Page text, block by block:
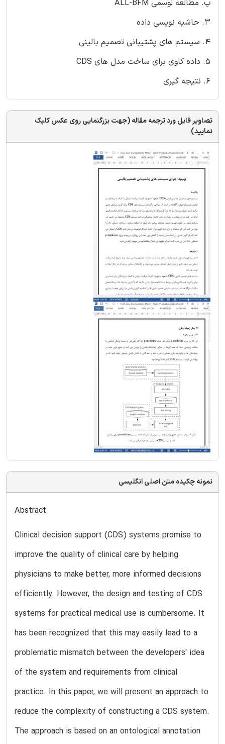
پ. مطالعه لوسمی ALL-BFM
3. حاشیه نویسی داده
4. سیستم های پشتیبانی تصمیم بالینی
5. داده کاوی برای ساخت مدل های CDS
6. نتیجه گیری
تصاویر فایل ورد ترجمه مقاله (جهت بزرگنمایی روی عکس کلیک
نمایید)
نمونه چکیده متن اصلی انگلیسی
Abstract
Clinical decision support (CDS) systems promise to
improve the quality of clinical care by helping
physicians to make better, more informed decisions
efficiently. However, the design and testing of CDS
systems for practical medical use is cumbersome. It
has been recognized that this may easily lead to a
problematic mismatch between the developers' idea
of the system and requirements from clinical
practice. In this paper, we will present an approach to
reduce the complexity of constructing a CDS system.
The approach is based on an ontological annotation